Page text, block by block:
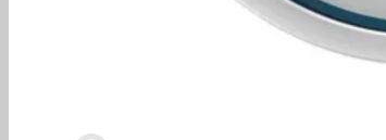
Chưa có sản phẩm trong giỏ hàng.